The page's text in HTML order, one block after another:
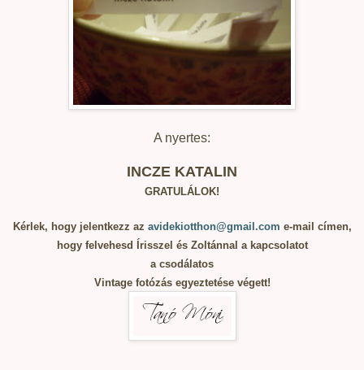
A nyertes:
INCZE KATALIN
GRATULÁLOK!
Kérlek, hogy jelentkezz az avidekiotthon@gmail.com e-mail címen,
hogy felvehesd Írisszel és Zoltánnal a kapcsolatot
a csodálatos
Vintage fotózás egyeztetése végett!